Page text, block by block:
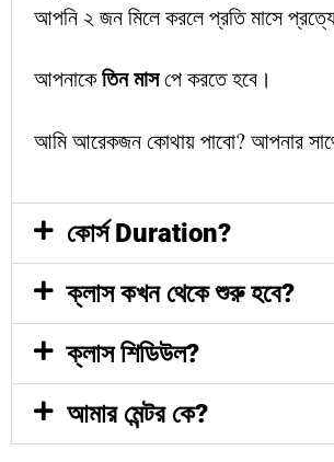
আপনি ২ জন মিলে করলে প্রতি মাসে
আপনাকেতিন মাসপে করতে হবে।
আমি আরেকজন কোথায় পাবো? আপনার
কোর্স Duration?
ক্লাস কখন থেকে শুরু হবে?
ক্লাস শিডিউল?
আমার মেন্টর কে?